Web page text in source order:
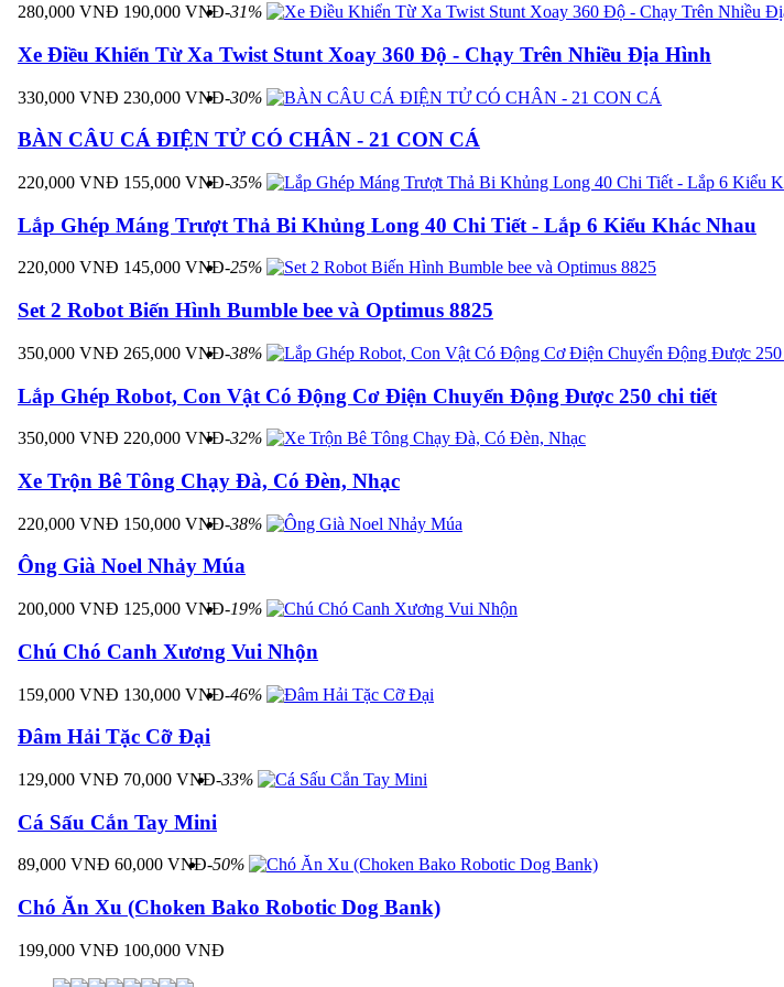
280,000 VNĐ 190,000 VNĐ-31%
Xe Điều Khiển Từ Xa Twist Stunt Xoay 360 Độ - Chạy Trên Nhiều Địa Hình
330,000 VNĐ 230,000 VNĐ-30%
BÀN CÂU CÁ ĐIỆN TỬ CÓ CHÂN - 21 CON CÁ
220,000 VNĐ 155,000 VNĐ-35%
Lắp Ghép Máng Trượt Thả Bi Khủng Long 40 Chi Tiết - Lắp 6 Kiểu Khác Nhau
220,000 VNĐ 145,000 VNĐ-25%
Set 2 Robot Biến Hình Bumble bee và Optimus 8825
350,000 VNĐ 265,000 VNĐ-38%
Lắp Ghép Robot, Con Vật Có Động Cơ Điện Chuyển Động Được 250 chi tiết
350,000 VNĐ 220,000 VNĐ-32%
Xe Trộn Bê Tông Chạy Đà, Có Đèn, Nhạc
220,000 VNĐ 150,000 VNĐ-38%
Ông Già Noel Nhảy Múa
200,000 VNĐ 125,000 VNĐ-19%
Chú Chó Canh Xương Vui Nhộn
159,000 VNĐ 130,000 VNĐ-46%
Đâm Hải Tặc Cỡ Đại
129,000 VNĐ 70,000 VNĐ-33%
Cá Sấu Cắn Tay Mini
89,000 VNĐ 60,000 VNĐ-50%
Chó Ăn Xu (Choken Bako Robotic Dog Bank)
199,000 VNĐ 100,000 VNĐ